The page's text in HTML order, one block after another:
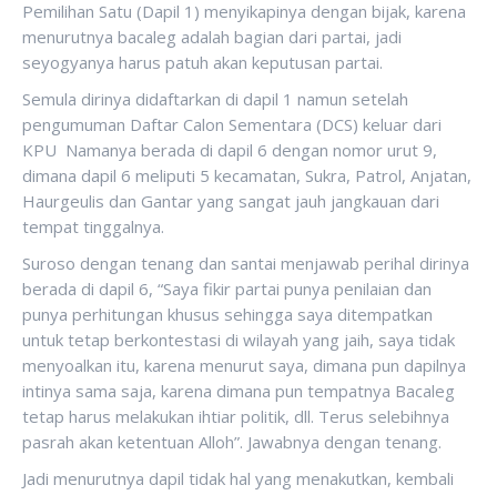
Pemilihan Satu (Dapil 1) menyikapinya dengan bijak, karena
menurutnya bacaleg adalah bagian dari partai, jadi
seyogyanya harus patuh akan keputusan partai.
Semula dirinya didaftarkan di dapil 1 namun setelah
pengumuman Daftar Calon Sementara (DCS) keluar dari
KPU Namanya berada di dapil 6 dengan nomor urut 9,
dimana dapil 6 meliputi 5 kecamatan, Sukra, Patrol, Anjatan,
Haurgeulis dan Gantar yang sangat jauh jangkauan dari
tempat tinggalnya.
Suroso dengan tenang dan santai menjawab perihal dirinya
berada di dapil 6, “Saya fikir partai punya penilaian dan
punya perhitungan khusus sehingga saya ditempatkan
untuk tetap berkontestasi di wilayah yang jaih, saya tidak
menyoalkan itu, karena menurut saya, dimana pun dapilnya
intinya sama saja, karena dimana pun tempatnya Bacaleg
tetap harus melakukan ihtiar politik, dll. Terus selebihnya
pasrah akan ketentuan Alloh”. Jawabnya dengan tenang.
Jadi menurutnya dapil tidak hal yang menakutkan, kembali